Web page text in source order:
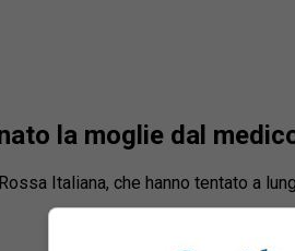
la moglie dal
Italiana, che hanno tentato a